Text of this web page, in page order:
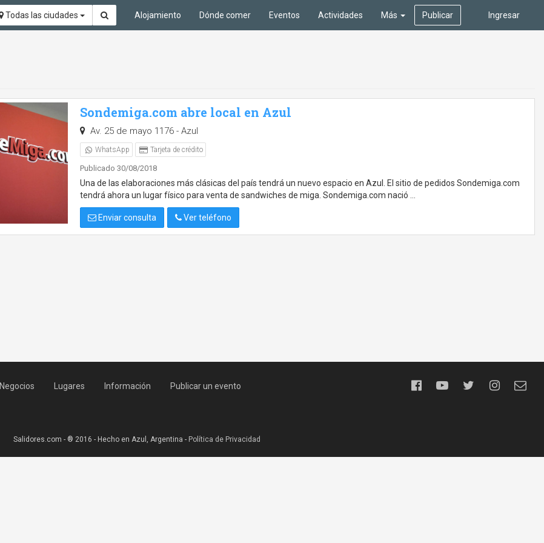
Todas las ciudades Ingresar
Alojamiento Dónde comer Eventos Actividades Más Publicar
Sondemiga.com abre local en Azul
Av. 25 de mayo 1176 - Azul
WhatsApp Tarjeta de crédito
Publicado 30/08/2018
Una de las elaboraciones más clásicas del país tendrá un nuevo espacio en Azul. El sitio de pedidos Sondemiga.com
tendrá ahora un lugar físico para venta de sandwiches de miga. Sondemiga.com nació …
Enviar consulta Ver teléfono
Negocios Lugares Información Publicar un evento
Salidores.com - ® 2016 - Hecho en Azul, Argentina - Política de Privacidad